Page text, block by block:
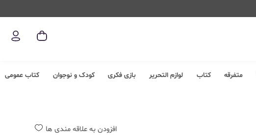
متفرقه کتاب لوازم التحریر بازی فکری کودک و نوجوان کتاب عمومی
افزودن به علاقه مندی ها